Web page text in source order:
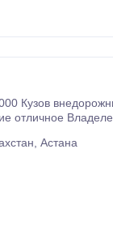
Кузов
отличное
Астана